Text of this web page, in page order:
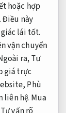
hoặc hợp
Điều này
giác lái tốt.
vận chuyển
ra, Tư
giá trực
Phù
liên hệ. Mua